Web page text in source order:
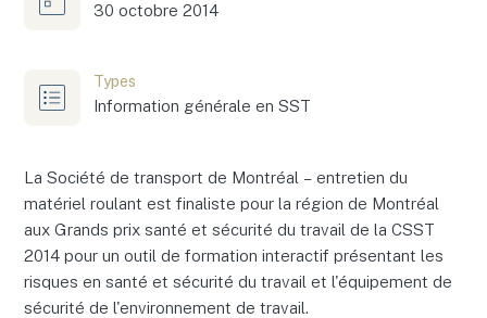
30 octobre 2014
Types
Information générale en SST
La Société de transport de Montréal – entretien du
matériel roulant est finaliste pour la région de Montréal
aux Grands prix santé et sécurité du travail de la CSST
2014 pour un outil de formation interactif présentant les
risques en santé et sécurité du travail et l'équipement de
sécurité de l'environnement de travail.